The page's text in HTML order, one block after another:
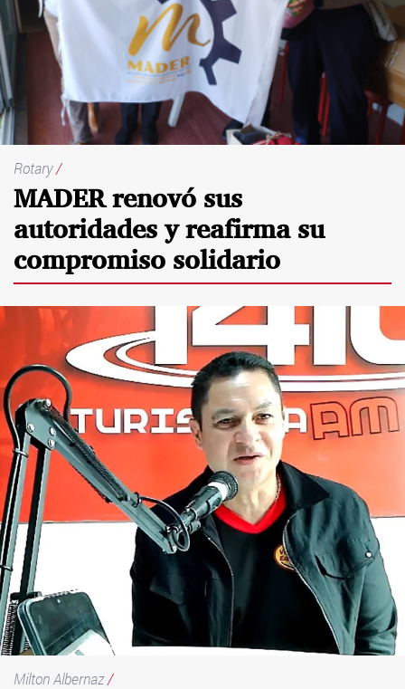
Rotary/
MADER renovó sus
autoridades y reafirma su
compromiso solidario
Milton Albernaz/